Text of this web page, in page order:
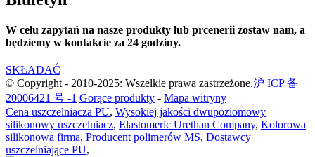
W celu zapytań na nasze produkty lub prcenerii zostaw nam, a
będziemy w kontakcie za 24 godziny.
SKŁADAĆ
© Copyright - 2010-2025: Wszelkie prawa zastrzeżone.沪 ICP 备
20006421 号 -1 Gorące produkty - Mapa witryny
Cena uszczelniacza PU, Wysokiej jakości dwupoziomowy
silikonowy uszczelniacz, Elastomeric Urethan Company, Kolorowa
silikonowa firma, Producent polimerów MS, Dostawcy
uszczelniające PU,